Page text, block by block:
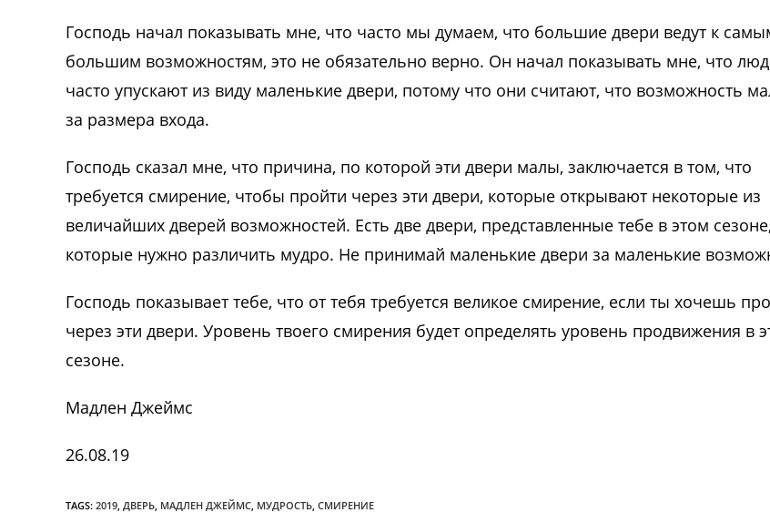
Господь начал показывать мне, что часто мы думаем, что большие двери ведут к
большим возможностям, это не обязательно верно. Он начал показывать мне, что
часто упускают из виду маленькие двери, потому что они считают, что возможность
за размера входа.
Господь сказал мне, что причина, по которой эти двери малы, заключается в том, что
требуется смирение, чтобы пройти через эти двери, которые открывают некоторые из
величайших дверей возможностей. Есть две двери, представленные тебе в этом сезоне,
которые нужно различить мудро. Не принимай маленькие двери за маленькие
Господь показывает тебе, что от тебя требуется великое смирение, если ты хочешь
через эти двери. Уровень твоего смирения будет определять уровень продвижения в
сезоне.
Мадлен Джеймс
26.08.19
TAGS: 2019, ДВЕРЬ, МАДЛЕН ДЖЕЙМС, МУДРОСТЬ, СМИРЕНИЕ